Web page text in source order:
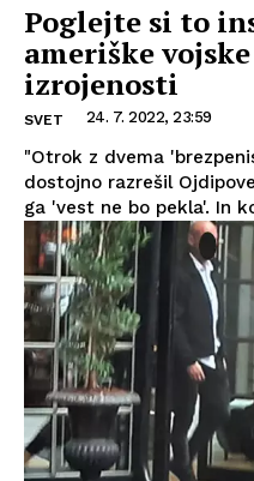
Poglejte si to
ameriške
izrojenosti
SVET 24. 7. 2022, 23:59
"Otrok z dvema
dostojno razrešil
ga 'vest ne bo pekla'. In